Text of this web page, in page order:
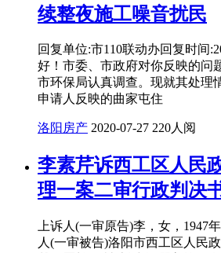
续整夜施工噪音扰民
回复单位:市110联动办回复时间
好！市委、市政府对你反映的问
市环保局认真调查。现就其处理
申请人反映的曲家屯住
洛阳房产 2020-07-27 220人阅
李素芹诉西工区人民
理一案二审行政判决
上诉人(一审原告)李，女，1947
人(一审被告)洛阳市西工区人民